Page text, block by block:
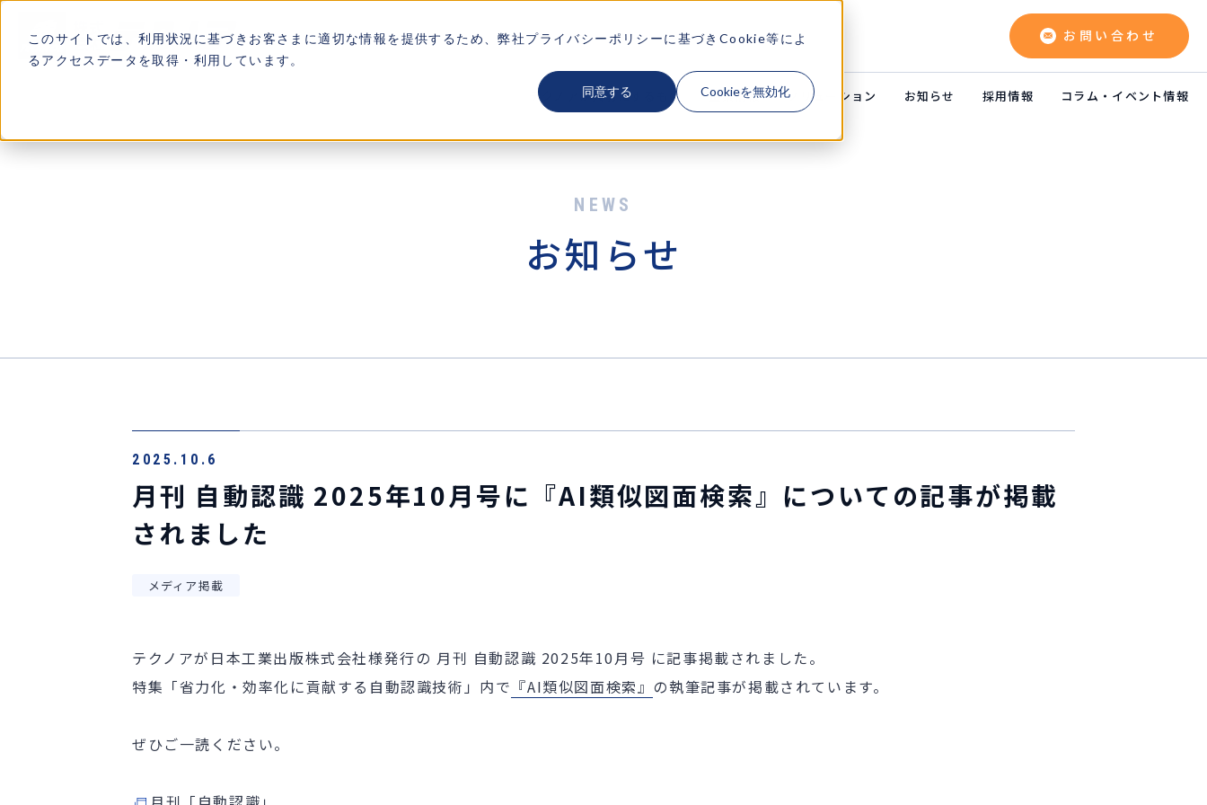
このサイトでは、利用状況に基づきお客さまに適切な情報を提供するため、弊社プライバシーポリシーに基づきCookie等によ
るアクセスデータを取得・利用しています。
同意する Cookieを無効化
テクノアが大切にするもの 企業情報 ソリューション お知らせ 採用情報 コラム・イベント情報
お問い合わせ
お知らせ
2025.10.6
月刊 自動認識 2025年10月号に『AI類似図面検索』についての記事が掲載
されました
メディア掲載
テクノアが日本工業出版株式会社様発行の 月刊 自動認識 2025年10月号 に記事掲載されました。
特集「省力化・効率化に貢献する自動認識技術」内で 『AI類似図面検索』 の執筆記事が掲載されています。
ぜひご一読ください。